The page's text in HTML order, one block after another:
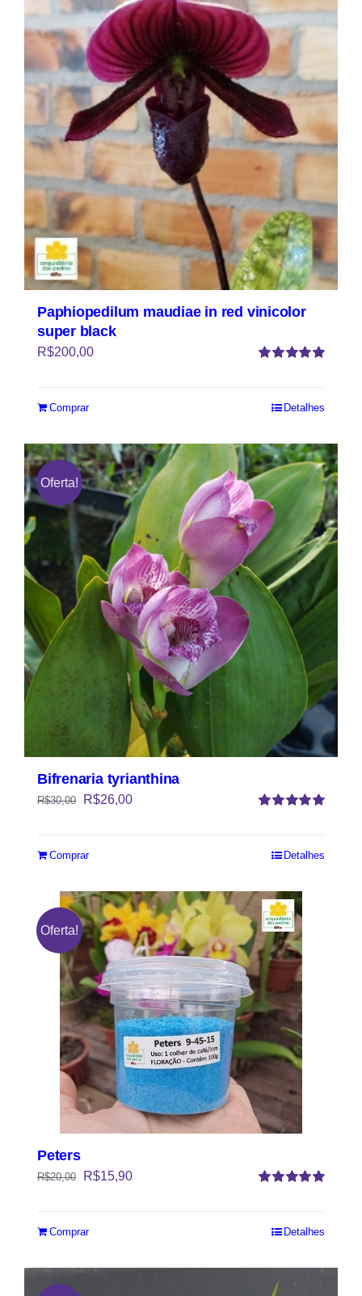
Paphiopedilum maudiae in red vinicolor
super black
R$200,00
Comprar Detalhes
Oferta!
Bifrenaria tyrianthina
R$30,00 R$26,00
Comprar Detalhes
Oferta!
Peters
R$20,00 R$15,90
Comprar Detalhes